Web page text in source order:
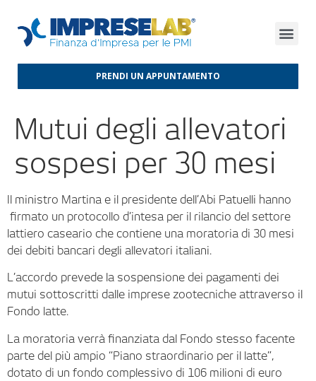
PRENDI UN APPUNTAMENTO
Mutui degli allevatori
sospesi per 30 mesi
Il ministro Martina e il presidente dell’Abi Patuelli hanno
firmato un protocollo d’intesa per il rilancio del settore
lattiero caseario che contiene una moratoria di 30 mesi
dei debiti bancari degli allevatori italiani.
L’accordo prevede la sospensione dei pagamenti dei
mutui sottoscritti dalle imprese zootecniche attraverso il
Fondo latte.
La moratoria verrà finanziata dal Fondo stesso facente
parte del più ampio “Piano straordinario per il latte”,
dotato di un fondo complessivo di 106 milioni di euro